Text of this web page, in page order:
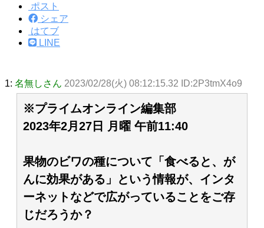
ポスト
シェア
はてブ
LINE
1: 名無しさん 2023/02/28(火) 08:12:15.32 ID:2P3tmX4o9
※プライムオンライン編集部
2023年2月27日 月曜 午前11:40
果物のビワの種について「食べると、が
んに効果がある」という情報が、インタ
ーネットなどで広がっていることをご存
じだろうか？